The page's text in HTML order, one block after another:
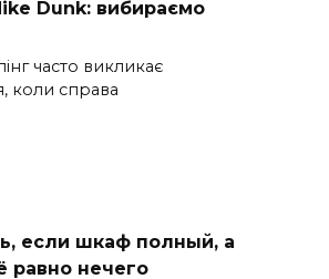
Dunk: вибираємо
часто викликає
коли справа
если шкаф полный, а
равно нечего